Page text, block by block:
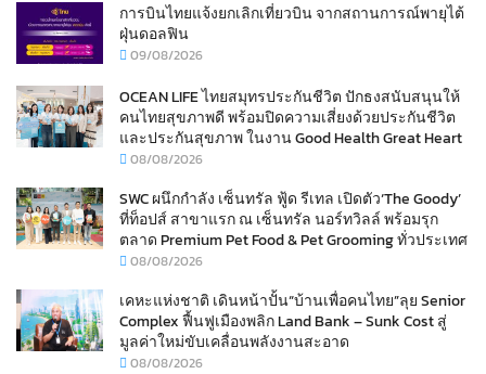
การบินไทยแจ้งยกเลิกเที่ยวบิน จากสถานการณ์พายุไต้
ฝุ่นดอลฟิน
09/08/2026
OCEAN LIFE ไทยสมุทรประกันชีวิต ปักธงสนับสนุนให้
คนไทยสุขภาพดี พร้อมปิดความเสี่ยงด้วยประกันชีวิต
และประกันสุขภาพ ในงาน Good Health Great Heart
08/08/2026
SWC ผนึกกำลัง เซ็นทรัล ฟู้ด รีเทล เปิดตัว‘The Goody’
ที่ท็อปส์ สาขาแรก ณ เซ็นทรัล นอร์ทวิลล์ พร้อมรุก
ตลาด Premium Pet Food & Pet Grooming ทั่วประเทศ
08/08/2026
เคหะแห่งชาติ เดินหน้าปั้น“บ้านเพื่อคนไทย”ลุย Senior
Complex ฟื้นฟูเมืองพลิก Land Bank – Sunk Cost สู่
มูลค่าใหม่ขับเคลื่อนพลังงานสะอาด
08/08/2026